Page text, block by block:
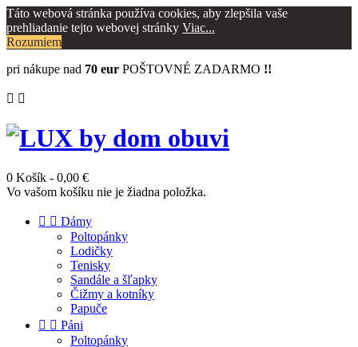
Táto webová stránka používa cookies, aby zlepšila vaše
prehliadanie tejto webovej stránky Viac...
Rozumiem
pri nákupe nad 70 eur POŠTOVNÉ ZADARMO !!
 
0 Košík - 0,00 €
Vo vašom košíku nie je žiadna položka.
  Dámy
Poltopánky
Lodičky
Tenisky
Sandále a šľapky
Čižmy a kotníky
Papuče
  Páni
Poltopánky